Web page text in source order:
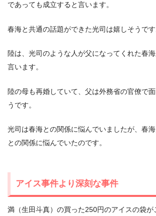
であっても成立すると言います。
春海と共通の話題ができた光司は嬉しそうです
陸は、光司のような人が父になってくれた春
言います。
陸の母も再婚していて、父は外務省の官僚で
うです。
光司は春海との関係に悩んでいましたが、春
との関係に悩んでいたのです。
アイス事件より深刻な事件
満（生田斗真）の買った250円のアイスの袋が